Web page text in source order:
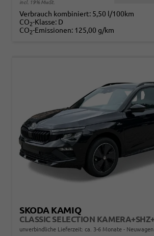
incl. 19% MwSt.
Verbrauch kombiniert: 5,50 l/100km
CO2-Klasse: D
CO2-Emissionen: 125,00 g/km
SKODA KAMIQ
unverbindliche Lieferzeit: ca. 3-6 Monate Neuwagen